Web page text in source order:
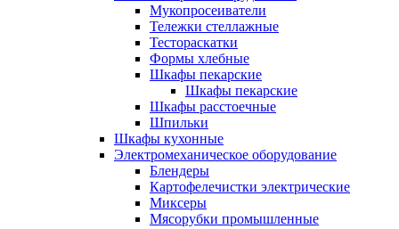
Мукопросеиватели
Тележки стеллажные
Тестораскатки
Формы хлебные
Шкафы пекарские
Шкафы пекарские
Шкафы расстоечные
Шпильки
Шкафы кухонные
Электромеханическое оборудование
Блендеры
Картофелечистки электрические
Миксеры
Мясорубки промышленные